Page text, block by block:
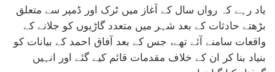
یاد رہے کہ رواں سال کے آغاز میں ٹرک اور ڈمپر سے متعلق
بڑھتے حادثات کے بعد شہر میں متعدد گاڑیوں کو جلانے کے
واقعات سامنے آئے تھے، جس کے بعد آفاق احمد کے بیانات کو
بنیاد بنا کر ان کے خلاف مقدمات قائم کیے گئے اور انہیں